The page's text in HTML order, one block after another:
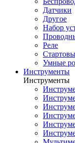
Датчики
Другое
Набор
Реле
Умные
Инструменты
Инструменты